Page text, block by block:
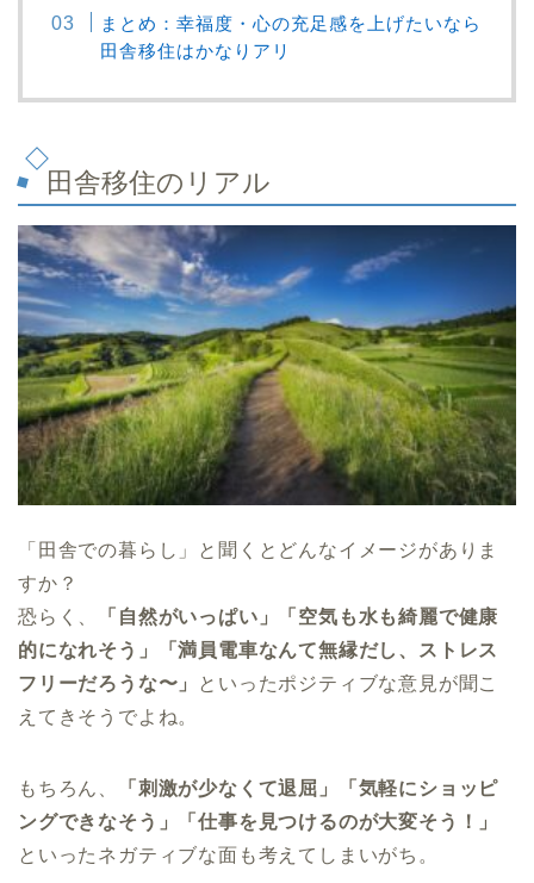
まとめ：幸福度・心の充足感を上げたいなら
田舎移住はかなりアリ
田舎移住のリアル
「田舎での暮らし」と聞くとどんなイメージがありま
すか？
恐らく、
「自然がいっぱい」「空気も水も綺麗で健康
的になれそう」「満員電車なんて無縁だし、ストレス
フリーだろうな〜」
といったポジティブな意見が聞こ
えてきそうでよね。
もちろん、
「刺激が少なくて退屈」「気軽にショッピ
ングできなそう」「仕事を見つけるのが大変そう！」
といったネガティブな面も考えてしまいがち。